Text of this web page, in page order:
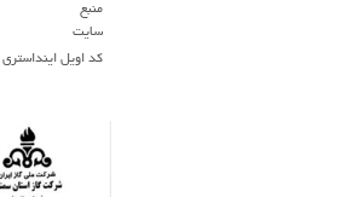
منبع
سايت
كد اويل اينداستري